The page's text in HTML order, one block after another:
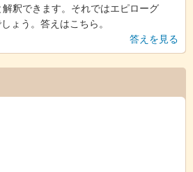
解釈できます。それではエピローグ
ょう。答えはこちら。
答えを見る